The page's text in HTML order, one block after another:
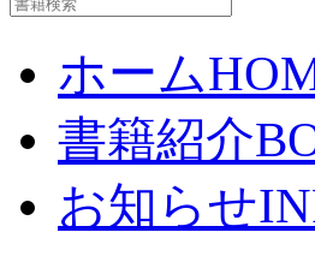
ホーム
書籍紹介
お知らせ